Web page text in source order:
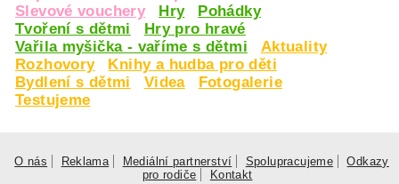
Slevové vouchery
Hry
Pohádky
Tvoření s dětmi
Hry pro hravé
Vařila myšička - vaříme s dětmi
Aktuality
Rozhovory
Knihy a hudba pro děti
Bydlení s dětmi
Videa
Fotogalerie
Testujeme
O nás Reklama Mediální partnerství Spolupracujeme
Odkazy
pro rodiče
Kontakt